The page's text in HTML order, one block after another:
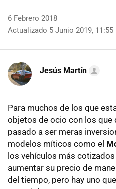
6 Febrero 2018
Actualizado 5 Junio 2019, 11:55
Jesús Martín
Para muchos de los que
objetos de ocio con los que
pasado a ser meras
modelos míticos como el
los vehículos más
aumentar su precio de
del tiempo, pero hay uno